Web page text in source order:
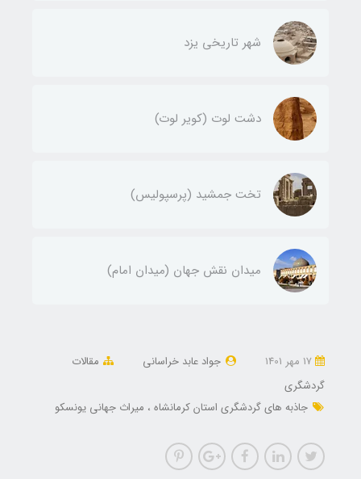
شهر تاریخی یزد
دشت لوت (کویر لوت)
تخت جمشید (پرسپولیس)
میدان نقش جهان (میدان امام)
جواد عابد خراسانی
مقالات
گردشگری
جاذبه های گردشگری استان کرمانشاه
میراث جهانی یونسکو